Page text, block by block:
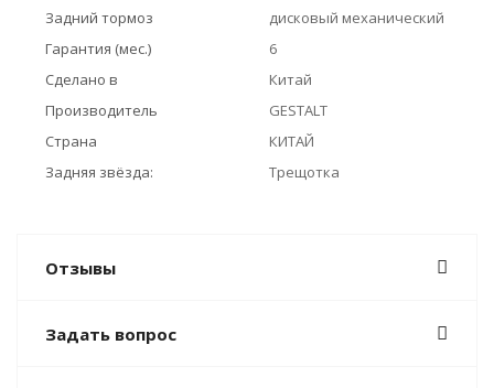
Задний тормоз
дисковый механический
Гарантия (мес.)
6
Сделано в
Китай
Производитель
GESTALT
Страна
КИТАЙ
Задняя звёзда:
Трещотка
Отзывы
Задать вопрос